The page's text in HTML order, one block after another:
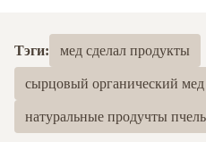
5.0На основе 50 недавних
5
Тэги: мед сделал продукты
сырцовый органический мед
натуральные продучты